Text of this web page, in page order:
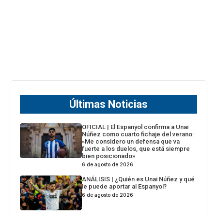
Últimas Noticias
OFICIAL | El Espanyol confirma a Unai
Núñez como cuarto fichaje del verano:
«Me considero un defensa que va
fuerte a los duelos, que está siempre
bien posicionado»
6 de agosto de 2026
ANÁLISIS | ¿Quién es Unai Núñez y qué
le puede aportar al Espanyol?
6 de agosto de 2026